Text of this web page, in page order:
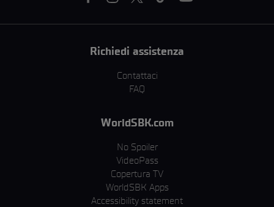
Richiedi assistenza
Contattaci
FAQ
WorldSBK.com
No Spoiler
VideoPass
Copertura TV
WorldSBK Apps
Accessibility statement